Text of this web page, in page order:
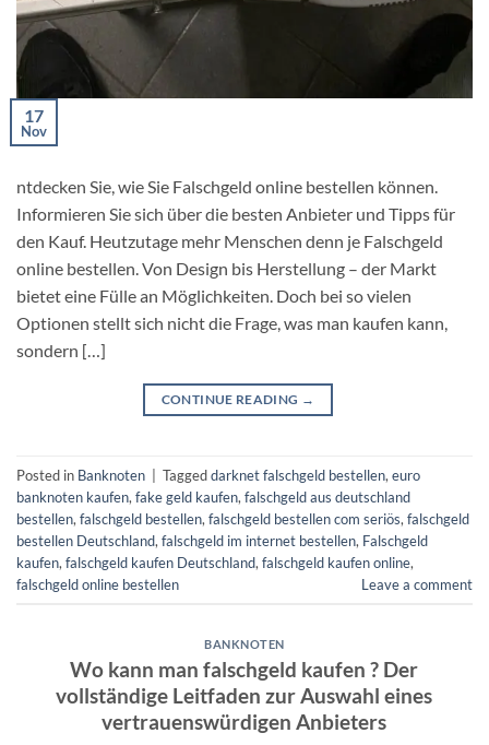
17
Nov
ntdecken Sie, wie Sie Falschgeld online bestellen können.
Informieren Sie sich über die besten Anbieter und Tipps für
den Kauf. Heutzutage mehr Menschen denn je Falschgeld
online bestellen. Von Design bis Herstellung – der Markt
bietet eine Fülle an Möglichkeiten. Doch bei so vielen
Optionen stellt sich nicht die Frage, was man kaufen kann,
sondern […]
CONTINUE READING →
Posted in Banknoten Taggeddarknet falschgeld bestellen, euro
banknoten kaufen​, fake geld kaufen, falschgeld aus deutschland
bestellen, falschgeld bestellen, falschgeld bestellen com seriös​, falschgeld
bestellen Deutschland, falschgeld im internet bestellen​, Falschgeld
kaufen, falschgeld kaufen Deutschland, falschgeld kaufen online​,
falschgeld online bestellen​
Leave a comment
BANKNOTEN
Wo kann man falschgeld kaufen ? Der
vollständige Leitfaden zur Auswahl eines
vertrauenswürdigen Anbieters